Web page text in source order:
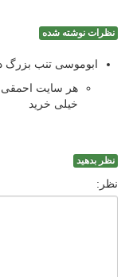
نظرات نوشته شده
ابوموسی تنب بزرگ در تاریخ ۲۹
هر سایت احمقی
خیلی خرید
نظر بدهید
نظر: